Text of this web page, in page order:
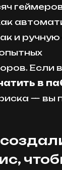
и
Если
в
— вы